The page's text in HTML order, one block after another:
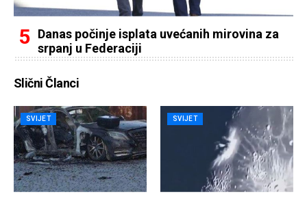
Danas počinje isplata uvećanih mirovina za
srpanj u Federaciji
Slični Članci
SVIJET SVIJET